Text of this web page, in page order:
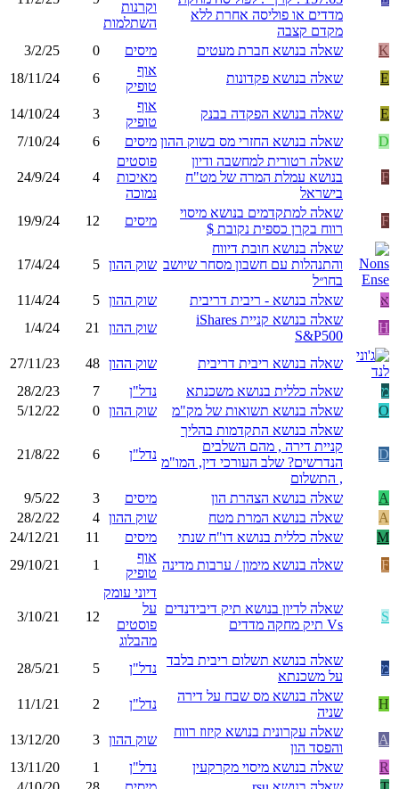
מדדים או פוליסה אחרת ללא
מקדם קצבה
וקרנות
השתלמות
K שאלה בנושא חברת מעטים מיסים 0
3/2/25
E
שאלה בנושא פקדונות
אוף
טופיק
6
18/11/24
E שאלה בנושא הפקדה בבנק
אוף
טופיק
3
14/10/24
D
שאלה בנושא החזרי מס בשוק ההון מיסים 6
7/10/24
F
שאלה רטורית למחשבה ודיון
בנושא עמלת המרה של מט"ח
בישראל
פוסטים
מאיכות
נמוכה
4
24/9/24
F
שאלה למתקדמים בנושא מיסוי
רווח בקרן כספית נקובת $
מיסים 12
19/9/24
שאלה בנושא חובת דיווח
והתנהלות עם חשבון מסחר שיושב
בחו״ל
שוק ההון 5
17/4/24
א שאלה בנושא - ריבית דריבית שוק ההון 5
11/4/24
H
שאלה בנושא קניית iShares
S&P500
שוק ההון 21
1/4/24
שאלה בנושא ריבית דריבית שוק ההון 48
27/11/23
מ
שאלה כללית בנושא משכנתא נדל"ן 7
28/2/23
O
שאלה בנושא תשואות של מק"מ שוק ההון 0
5/12/22
D
שאלה בנושא התקדמות בהליך
קניית דירה , מהם השלבים
הנדרשים? שלב העורכי דין, המו"מ
, התשלום
נדל"ן 6
21/8/22
A שאלה בנושא הצהרת הון מיסים 3
9/5/22
A
שאלה בנושא המרת מטח שוק ההון 4
28/2/22
M
שאלה כללית בנושא דו"ח שנתי מיסים 11
24/12/21
F
שאלה בנושא מימון / ערבות מדינה
אוף
טופיק
1
29/10/21
S
שאלה לדיון בנושא תיק דיבידנדים
Vs תיק מחקה מדדים
דיוני עומק
על
פוסטים
מהבלוג
12
3/10/21
מ
שאלה בנושא תשלום ריבית בלבד
על משכנתא
נדל"ן 5
28/5/21
H
שאלה בנושא מס שבח על דירה
שניה
נדל"ן 2
11/1/21
A
שאלה עקרונית בנושא קיזוז רווח
והפסד הון
שוק ההון 3
13/12/20
R
שאלה בנושא מיסוי מקרקעין נדל"ן 1
13/11/20